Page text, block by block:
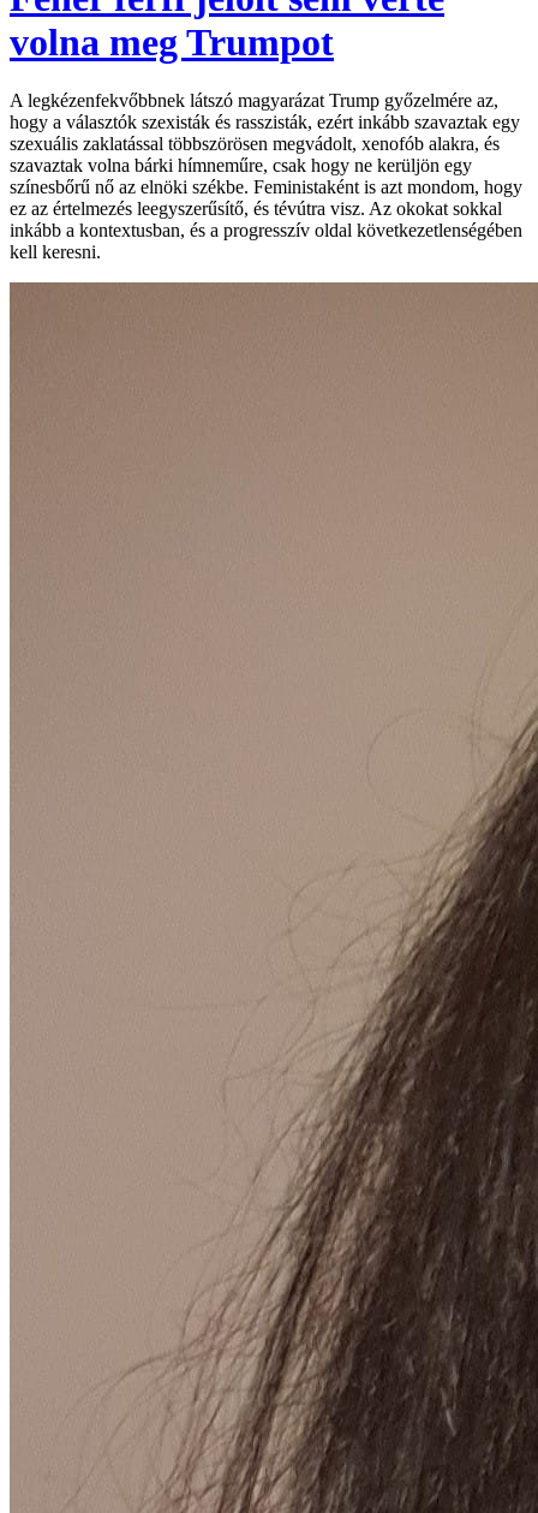
volna meg Trumpot
A legkézenfekvőbbnek látszó magyarázat Trump győzelmére az,
hogy a választók szexisták és rasszisták, ezért inkább szavaztak egy
szexuális zaklatással többszörösen megvádolt, xenofób alakra, és
szavaztak volna bárki hímneműre, csak hogy ne kerüljön egy
színesbőrű nő az elnöki székbe. Feministaként is azt mondom, hogy
ez az értelmezés leegyszerűsítő, és tévútra visz. Az okokat sokkal
inkább a kontextusban, és a progresszív oldal következetlenségében
kell keresni.